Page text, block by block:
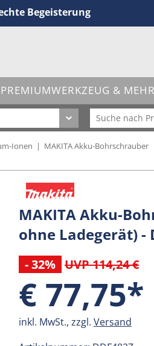
Begeisterung
&
Ionen | MAKITA Akku-Bohrschrauber
MAKITA Akku-
ohne Ladegerät) -
- 32% UVP 114,24 €
€ 77,75*
inkl. MwSt., zzgl. Versand